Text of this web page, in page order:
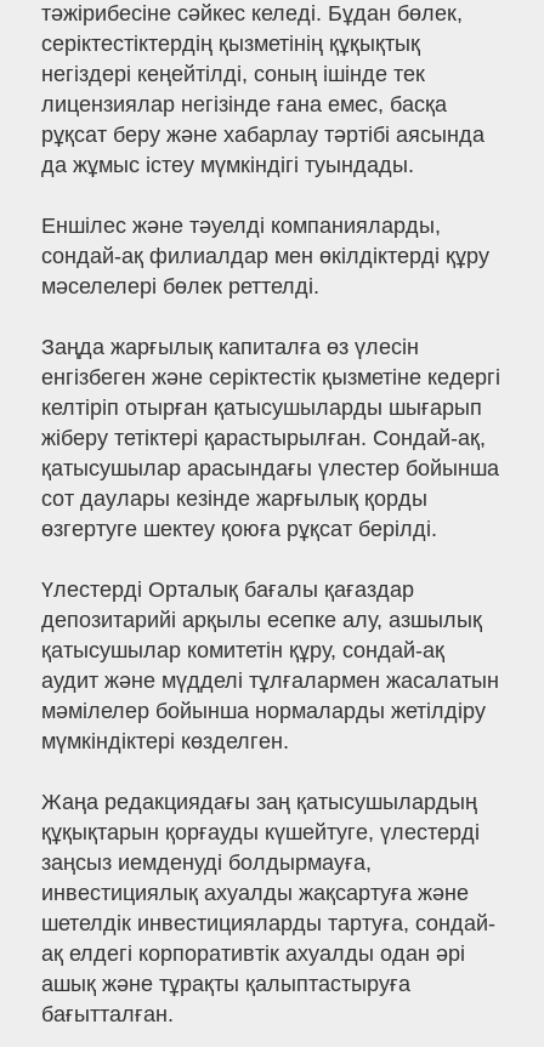
тәжірибесіне сәйкес келеді. Бұдан бөлек,
серіктестіктердің қызметінің құқықтық
негіздері кеңейтілді, соның ішінде тек
лицензиялар негізінде ғана емес, басқа
рұқсат беру және хабарлау тәртібі аясында
да жұмыс істеу мүмкіндігі туындады.
Еншілес және тәуелді компанияларды,
сондай-ақ филиалдар мен өкілдіктерді құру
мәселелері бөлек реттелді.
Заңда жарғылық капиталға өз үлесін
енгізбеген және серіктестік қызметіне кедергі
келтіріп отырған қатысушыларды шығарып
жіберу тетіктері қарастырылған. Сондай-ақ,
қатысушылар арасындағы үлестер бойынша
сот даулары кезінде жарғылық қорды
өзгертуге шектеу қоюға рұқсат берілді.
Үлестерді Орталық бағалы қағаздар
депозитарийі арқылы есепке алу, азшылық
қатысушылар комитетін құру, сондай-ақ
аудит және мүдделі тұлғалармен жасалатын
мәмілелер бойынша нормаларды жетілдіру
мүмкіндіктері көзделген.
Жаңа редакциядағы заң қатысушылардың
құқықтарын қорғауды күшейтуге, үлестерді
заңсыз иемденуді болдырмауға,
инвестициялық ахуалды жақсартуға және
шетелдік инвестицияларды тартуға, сондай-
ақ елдегі корпоративтік ахуалды одан әрі
ашық және тұрақты қалыптастыруға
бағытталған.